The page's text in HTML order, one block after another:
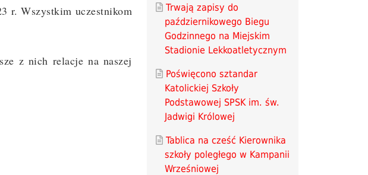
r. Wszystkim uczestnikom
z nich relacje na naszej
Trwają zapisy do
październikowego Biegu
Godzinnego na Miejskim
Stadionie Lekkoatletycznym
Poświęcono sztandar
Katolickiej Szkoły
Podstawowej SPSK im. św.
Jadwigi Królowej
Tablica na cześć Kierownika
szkoły poległego w Kampanii
Wrześniowej